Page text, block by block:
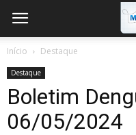
Início Destaque
Destaque
Boletim
06/05/2024